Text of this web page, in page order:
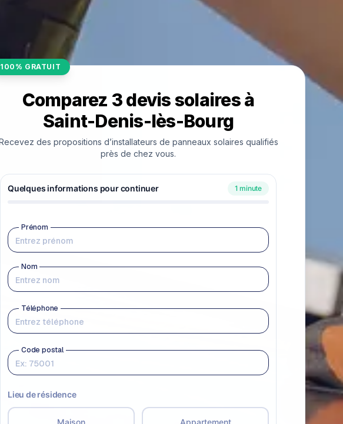
100% GRATUIT
Comparez 3 devis solaires à
Saint-Denis-lès-Bourg
des propositions d’installateurs de panneaux solaires qualifiés
près de chez vous.